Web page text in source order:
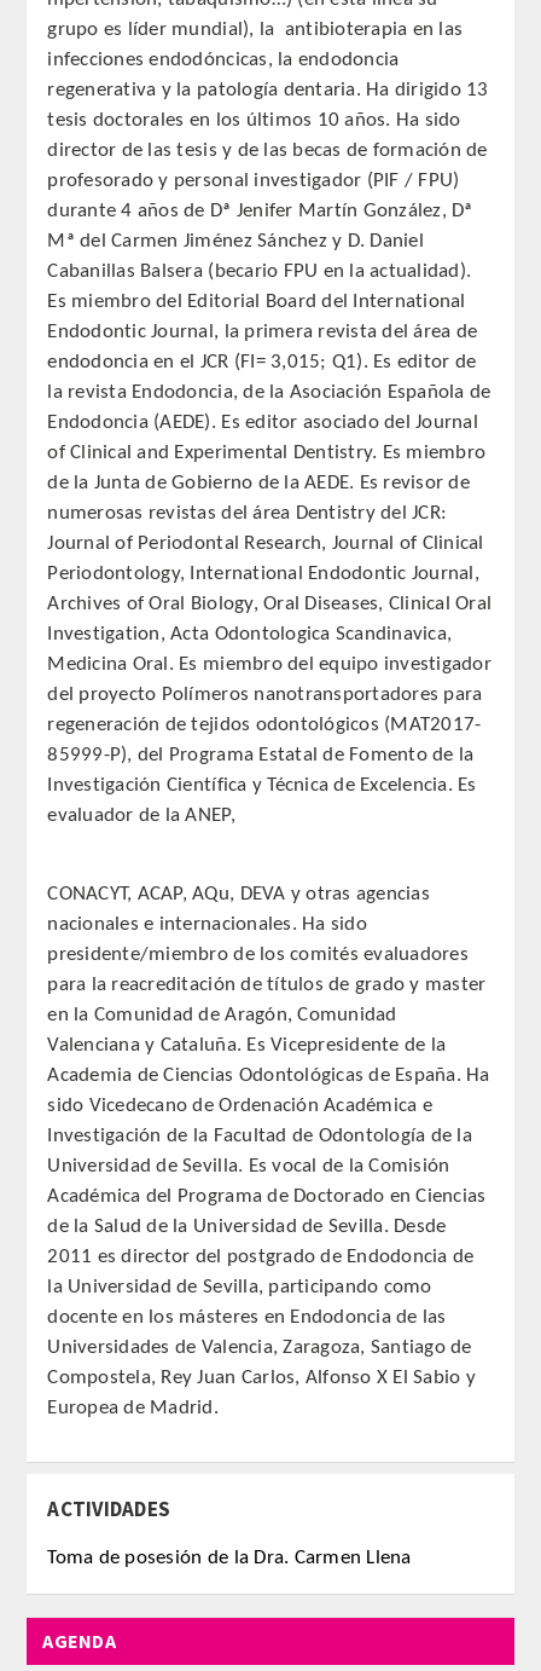
Número de Medalla
CORRESPONDIENTES
SUPERNUMERARIOS
HONOR
CORRESPONDIENTES EXTRANJEROS
HISTÓRICO DE ACADÉMICOS
Número
Honor
Correspondientes
Correspondientes Extranjeros
ACTIVIDADES
Actividades realizadas
Videoteca
PUBLICACIONES
DICCIONARIO ODONTOLÓGICO
ANALES
Números anteriores
APERTURA DE CURSO
MONOGRAFÍAS
NEWSLETTER EXTRAORDINARIA
CONVENIOS
PRENSA
Comunicación
Artículos de Académicos
CONTACTO
grupo es líder mundial), la antibioterapia en las
infecciones endodóncicas, la endodoncia
regenerativa y la patología dentaria. Ha dirigido 13
tesis doctorales en los últimos 10 años. Ha sido
director de las tesis y de las becas de formación de
profesorado y personal investigador (PIF / FPU)
durante 4 años de Dª Jenifer Martín González, Dª
Mª del Carmen Jiménez Sánchez y D. Daniel
Cabanillas Balsera (becario FPU en la actualidad).
Es miembro del Editorial Board del International
Endodontic Journal, la primera revista del área de
endodoncia en el JCR (FI= 3,015; Q1). Es editor de
la revista Endodoncia, de la Asociación Española de
Endodoncia (AEDE). Es editor asociado del Journal
of Clinical and Experimental Dentistry. Es miembro
de la Junta de Gobierno de la AEDE. Es revisor de
numerosas revistas del área Dentistry del JCR:
Journal of Periodontal Research, Journal of Clinical
Periodontology, International Endodontic Journal,
Archives of Oral Biology, Oral Diseases, Clinical Oral
Investigation, Acta Odontologica Scandinavica,
Medicina Oral. Es miembro del equipo investigador
del proyecto Polímeros nanotransportadores para
regeneración de tejidos odontológicos (MAT2017-
85999-P), del Programa Estatal de Fomento de la
Investigación Científica y Técnica de Excelencia. Es
evaluador de la ANEP,
CONACYT, ACAP, AQu, DEVA y otras agencias
nacionales e internacionales. Ha sido
presidente/miembro de los comités evaluadores
para la reacreditación de títulos de grado y master
en la Comunidad de Aragón, Comunidad
Valenciana y Cataluña. Es Vicepresidente de la
Academia de Ciencias Odontológicas de España. Ha
sido Vicedecano de Ordenación Académica e
Investigación de la Facultad de Odontología de la
Universidad de Sevilla. Es vocal de la Comisión
Académica del Programa de Doctorado en Ciencias
de la Salud de la Universidad de Sevilla. Desde
2011 es director del postgrado de Endodoncia de
la Universidad de Sevilla, participando como
docente en los másteres en Endodoncia de las
Universidades de Valencia, Zaragoza, Santiago de
Compostela, Rey Juan Carlos, Alfonso X El Sabio y
Europea de Madrid.
ACTIVIDADES
Toma de posesión de la Dra. Carmen Llena
AGENDA